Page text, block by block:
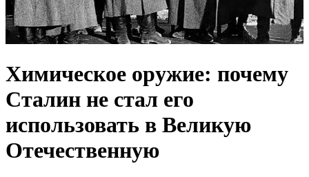
Химическое оружие: почему
Сталин не стал его
использовать в Великую
Отечественную